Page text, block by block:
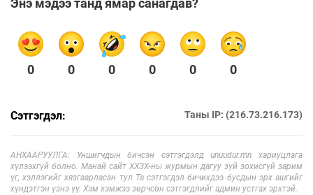
Энэ мэдээ танд ямар санагдав?
0 0 0 0 0 0
Сэтгэгдэл: Таны IP: (216.73.216.173)
АНХААРУУЛГА: Уншигчдын бичсэн сэтгэгдэлд unuudur.mn хариуцлага
хүлээхгүй болно. Манай сайт ХХЗХ-ны журмын дагуу зүй зохисгүй зарим
үг, хэллэгийг хязгаарласан тул Та сэтгэгдэл бичихдээ бусдын эрх ашгийг
хүндэтгэн үзнэ үү. Хэм хэмжээ зөрчсөн сэтгэгдлийг админ устгах эрхтэй.